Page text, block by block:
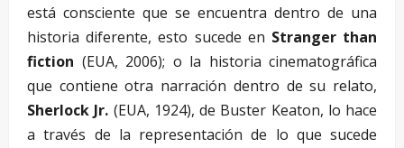
está consciente que se encuentra dentro de una
historia diferente, esto sucede en Stranger than
fiction (EUA, 2006); o la historia cinematográfica
que contiene otra narración dentro de su relato,
Sherlock Jr. (EUA, 1924), de Buster Keaton, lo hace
a través de la representación de lo que sucede